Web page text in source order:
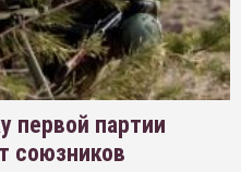
первой партии
союзников